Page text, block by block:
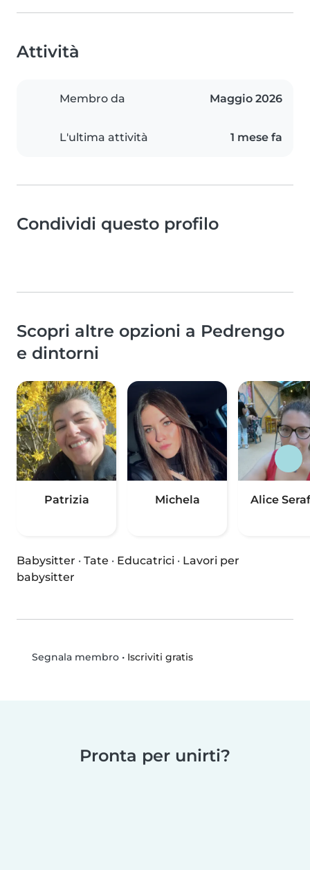
Attività
Membro da Maggio 2026
L'ultima attività 1 mese fa
Condividi questo profilo
Scopri altre opzioni a Pedrengo
e dintorni
Patrizia Michela Alice
Babysitter · Tate · Educatrici · Lavori per
babysitter
Segnala membro• Iscriviti gratis
Pronta per unirti?